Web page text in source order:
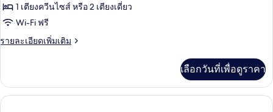
ดี
ลัก
ซ์,
วิว
ทะเล
1 เตียงควีนไซส์ หรือ 2 เตียงเดี่ยว
Wi-Fi ฟรี
รายละเอียดเพิ่มเติม
ราย
เกี่ยว
กับ
ห้อง
เลือกวันที่เพื่อดูราคา